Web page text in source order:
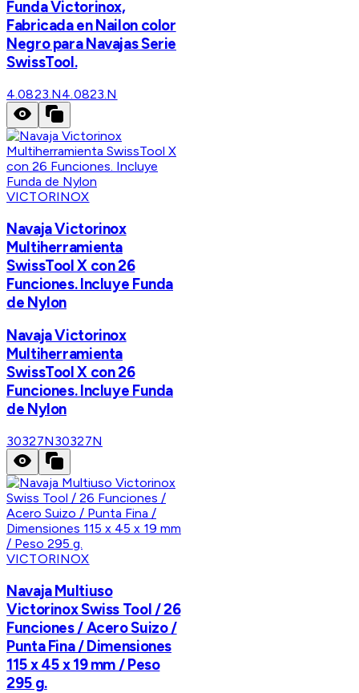
Funda Victorinox,
Fabricada en Nailon color
Negro para Navajas Serie
SwissTool.
4.0823.N4.0823.N
VICTORINOX
Navaja Victorinox
Multiherramienta
SwissTool X con 26
Funciones. Incluye Funda
de Nylon
Navaja Victorinox
Multiherramienta
SwissTool X con 26
Funciones. Incluye Funda
de Nylon
30327N30327N
VICTORINOX
Navaja Multiuso
Victorinox Swiss Tool / 26
Funciones / Acero Suizo /
Punta Fina / Dimensiones
115 x 45 x 19 mm / Peso
295 g.